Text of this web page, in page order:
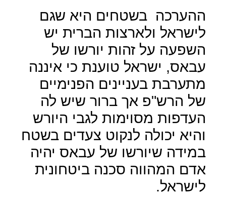
ההערכה בשטחים היא שגם
לישראל ולארצות הברית יש
השפעה על זהות יורשו של
עבאס, ישראל טוענת כי איננה
מתערבת בעניינים הפנימיים
של הרש"פ אך ברור שיש לה
העדפות מסוימות לגבי היורש
והיא יכולה לנקוט צעדים בשטח
במידה שיורשו של עבאס יהיה
אדם המהווה סכנה ביטחונית
לישראל.